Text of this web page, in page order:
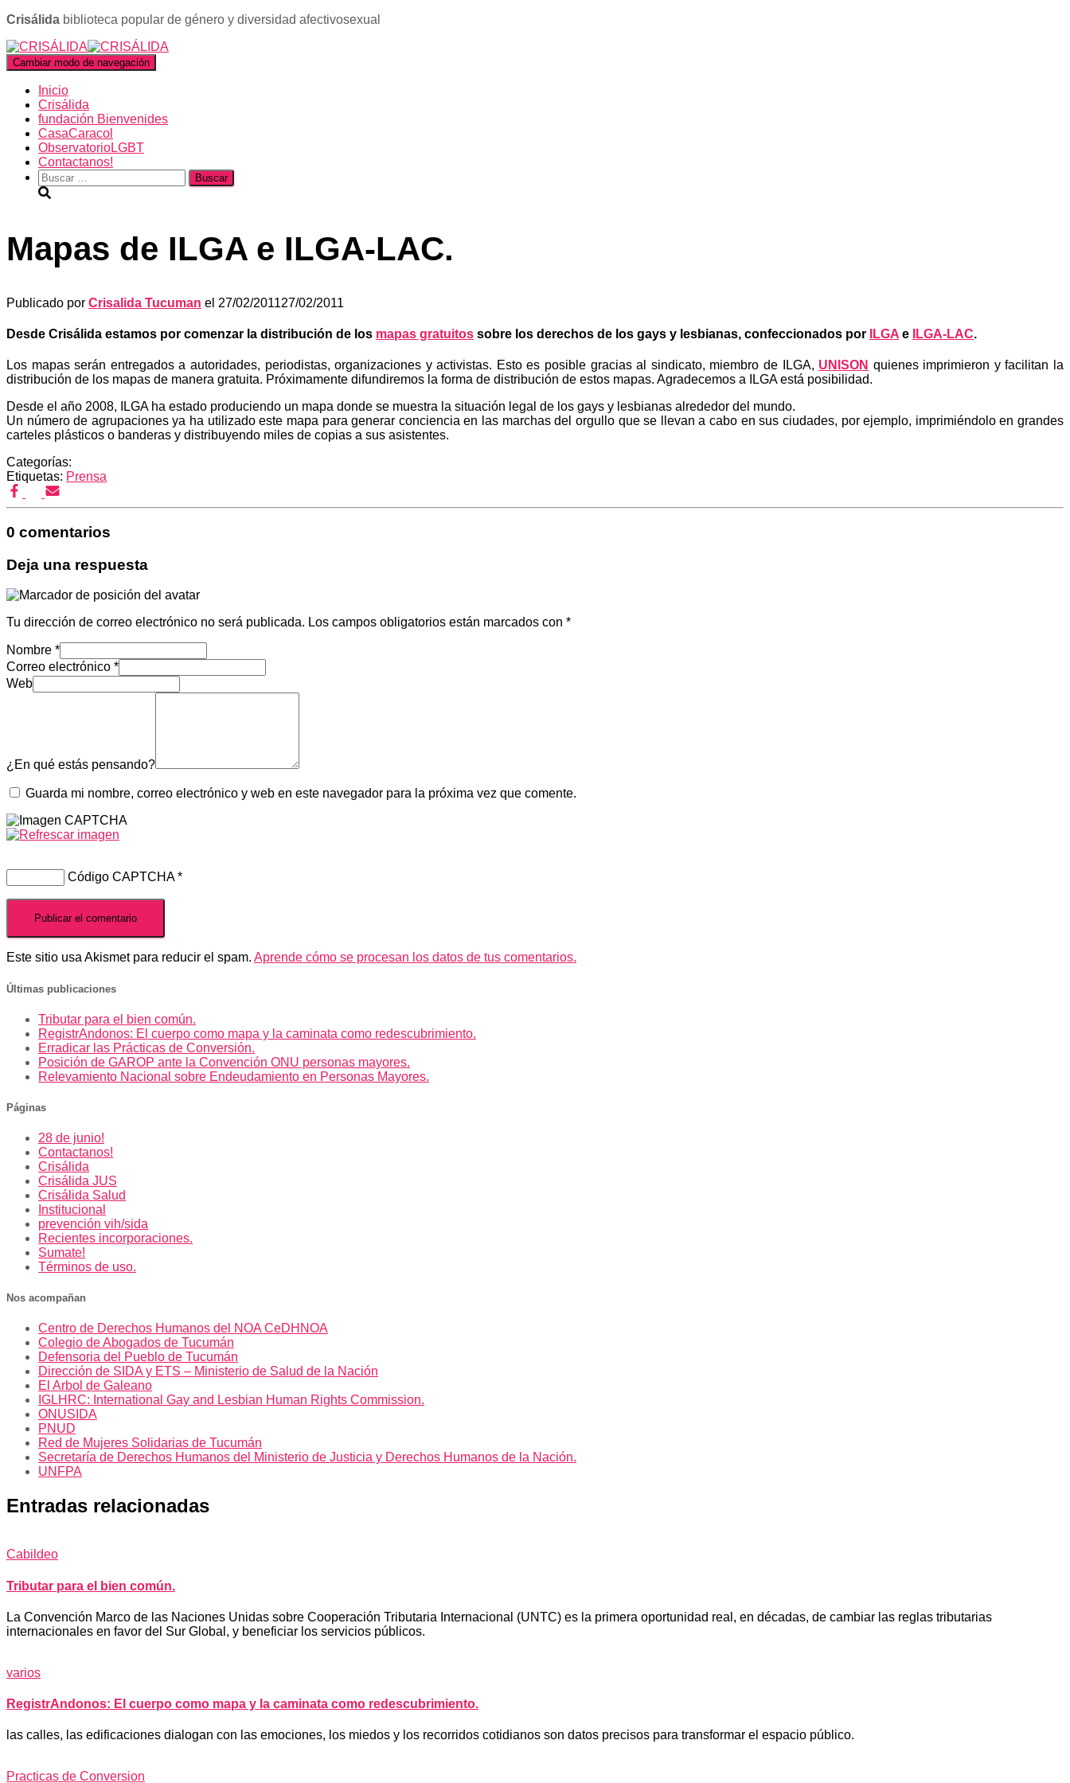
Crisálida biblioteca popular de género y diversidad afectivosexual
Cambiar modo de navegación
Inicio
Crisálida
fundación Bienvenides
CasaCaracol
ObservatorioLGBT
Contactanos!
Buscar:
Mapas de ILGA e ILGA-LAC.
Publicado por Crisalida Tucuman el 27/02/201127/02/2011
Desde Crisálida estamos por comenzar la distribución de los mapas gratuitos sobre los derechos de los gays y lesbianas, confeccionados por ILGA e ILGA-LAC.
Los mapas serán entregados a autoridades, periodistas, organizaciones y activistas. Esto es posible gracias al sindicato, miembro de ILGA, UNISON quienes imprimieron y facilitan la
distribución de los mapas de manera gratuita. Próximamente difundiremos la forma de distribución de estos mapas. Agradecemos a ILGA está posibilidad.
Desde el año 2008, ILGA ha estado produciendo un mapa donde se muestra la situación legal de los gays y lesbianas alrededor del mundo.
Un número de agrupaciones ya ha utilizado este mapa para generar conciencia en las marchas del orgullo que se llevan a cabo en sus ciudades, por ejemplo, imprimiéndolo en grandes
carteles plásticos o banderas y distribuyendo miles de copias a sus asistentes.
Categorías:
Etiquetas: Prensa
0 comentarios
Deja una respuesta
Tu dirección de correo electrónico no será publicada. Los campos obligatorios están marcados con *
Nombre *
Correo electrónico *
Web
¿En qué estás pensando?
Guarda mi nombre, correo electrónico y web en este navegador para la próxima vez que comente.
Código CAPTCHA*
Este sitio usa Akismet para reducir el spam. Aprende cómo se procesan los datos de tus comentarios.
Últimas publicaciones
Tributar para el bien común.
RegistrAndonos: El cuerpo como mapa y la caminata como redescubrimiento.
Erradicar las Prácticas de Conversión.
Posición de GAROP ante la Convención ONU personas mayores.
Relevamiento Nacional sobre Endeudamiento en Personas Mayores.
Páginas
28 de junio!
Contactanos!
Crisálida
Crisálida JUS
Crisálida Salud
Institucional
prevención vih/sida
Recientes incorporaciones.
Sumate!
Términos de uso.
Nos acompañan
Centro de Derechos Humanos del NOA CeDHNOA
Colegio de Abogados de Tucumán
Defensoria del Pueblo de Tucumán
Dirección de SIDA y ETS – Ministerio de Salud de la Nación
El Arbol de Galeano
IGLHRC: International Gay and Lesbian Human Rights Commission.
ONUSIDA
PNUD
Red de Mujeres Solidarias de Tucumán
Secretaría de Derechos Humanos del Ministerio de Justicia y Derechos Humanos de la Nación.
UNFPA
Entradas relacionadas
Cabildeo
Tributar para el bien común.
La Convención Marco de las Naciones Unidas sobre Cooperación Tributaria Internacional (UNTC) es la primera oportunidad real, en décadas, de cambiar las reglas tributarias
internacionales en favor del Sur Global, y beneficiar los servicios públicos.
varios
RegistrAndonos: El cuerpo como mapa y la caminata como redescubrimiento.
las calles, las edificaciones dialogan con las emociones, los miedos y los recorridos cotidianos son datos precisos para transformar el espacio público.
Practicas de Conversion